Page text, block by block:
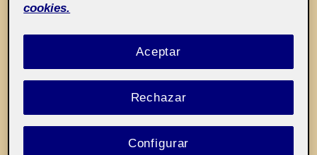
cookies.
Rechazar
Aceptar
Configurar